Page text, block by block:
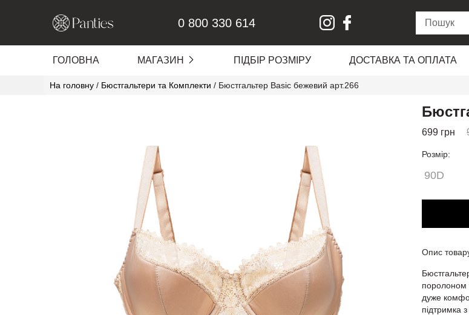
0 800 330 614
ГОЛОВНА МАГАЗИН
Wedding
Шовкові піжами, сорочки та халати
Затишні піжами з шортами і штанами
Колготи
Панчохи
Безшовна Одежа
Аксесуари
ПІДБІР РОЗМІРУ ДОСТАВКА ТА ОПЛАТА
На головну / Бюстгальтери та Комплекти / Бюстгальтер Basic бежевий арт.266
699 грн
Розмір:
90D
Опис
поролоном
дуже
підтримка